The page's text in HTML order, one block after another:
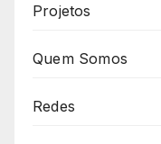
Projetos
Quem Somos
Redes